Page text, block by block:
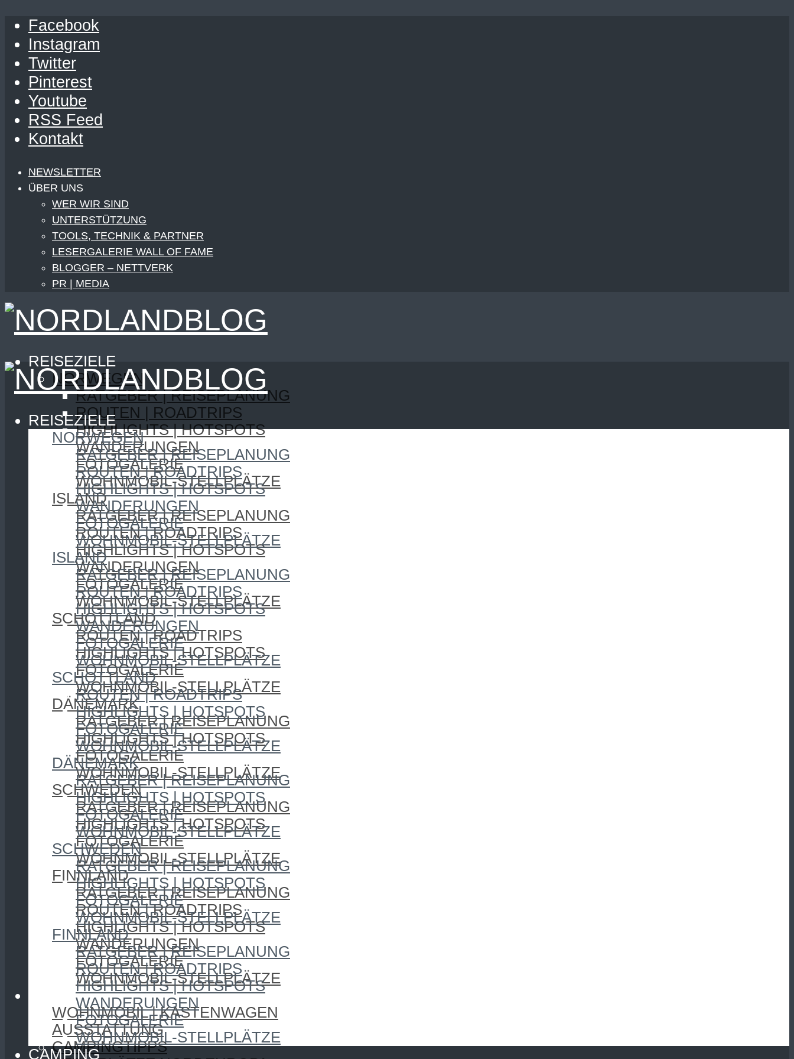
Facebook
Instagram
Twitter
Pinterest
Youtube
RSS Feed
Kontakt
NEWSLETTER
ÜBER UNS
WER WIR SIND
UNTERSTÜTZUNG
TOOLS, TECHNIK & PARTNER
LESERGALERIE WALL OF FAME
BLOGGER – NETTVERK
PR | MEDIA
REISEZIELE
NORWEGEN
RATGEBER | REISEPLANUNG
ROUTEN | ROADTRIPS
HIGHLIGHTS | HOTSPOTS
WANDERUNGEN
FOTOGALERIE
WOHNMOBIL-STELLPLÄTZE
ISLAND
RATGEBER | REISEPLANUNG
ROUTEN | ROADTRIPS
HIGHLIGHTS | HOTSPOTS
WANDERUNGEN
FOTOGALERIE
WOHNMOBIL-STELLPLÄTZE
SCHOTTLAND
ROUTEN | ROADTRIPS
HIGHLIGHTS | HOTSPOTS
FOTOGALERIE
WOHNMOBIL-STELLPLÄTZE
DÄNEMARK
RATGEBER | REISEPLANUNG
HIGHLIGHTS | HOTSPOTS
FOTOGALERIE
WOHNMOBIL-STELLPLÄTZE
SCHWEDEN
RATGEBER | REISEPLANUNG
HIGHLIGHTS | HOTSPOTS
FOTOGALERIE
WOHNMOBIL-STELLPLÄTZE
FINNLAND
RATGEBER | REISEPLANUNG
ROUTEN | ROADTRIPS
HIGHLIGHTS | HOTSPOTS
WANDERUNGEN
FOTOGALERIE
WOHNMOBIL-STELLPLÄTZE
CAMPING
WOHNMOBIL | KASTENWAGEN
AUSSTATTUNG
CAMPINGTIPPS
REISEZIELE
NORWEGEN
RATGEBER | REISEPLANUNG
ROUTEN | ROADTRIPS
HIGHLIGHTS | HOTSPOTS
WANDERUNGEN
FOTOGALERIE
WOHNMOBIL-STELLPLÄTZE
ISLAND
RATGEBER | REISEPLANUNG
ROUTEN | ROADTRIPS
HIGHLIGHTS | HOTSPOTS
WANDERUNGEN
FOTOGALERIE
WOHNMOBIL-STELLPLÄTZE
SCHOTTLAND
ROUTEN | ROADTRIPS
HIGHLIGHTS | HOTSPOTS
FOTOGALERIE
WOHNMOBIL-STELLPLÄTZE
DÄNEMARK
RATGEBER | REISEPLANUNG
HIGHLIGHTS | HOTSPOTS
FOTOGALERIE
WOHNMOBIL-STELLPLÄTZE
SCHWEDEN
RATGEBER | REISEPLANUNG
HIGHLIGHTS | HOTSPOTS
FOTOGALERIE
WOHNMOBIL-STELLPLÄTZE
FINNLAND
RATGEBER | REISEPLANUNG
ROUTEN | ROADTRIPS
HIGHLIGHTS | HOTSPOTS
WANDERUNGEN
FOTOGALERIE
WOHNMOBIL-STELLPLÄTZE
CAMPING